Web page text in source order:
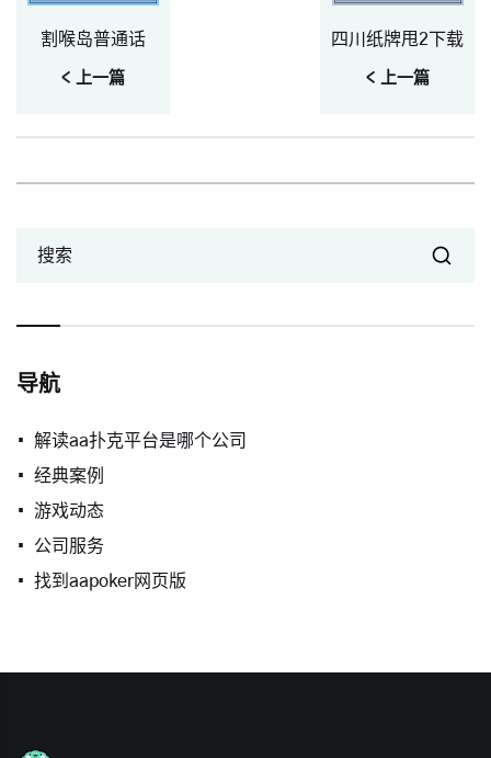
割喉岛普通话
< 上一篇
四川纸牌甩2下载
< 上一篇
搜索
导航
解读aa扑克平台是哪个公司
经典案例
游戏动态
公司服务
找到aapoker网页版